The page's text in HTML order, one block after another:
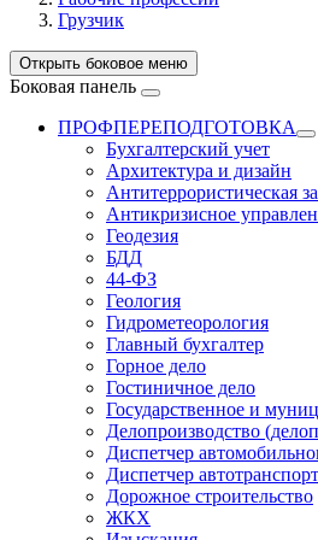
Грузчик
Открыть боковое меню
Боковая панель
ПРОФПЕРЕПОДГОТОВКА
Бухгалтерский учет
Архитектура и дизайн
Антитеррористическая
Антикризисное
Геодезия
БДД
44-ФЗ
Геология
Гидрометеорология
Главный бухгалтер
Горное дело
Гостиничное дело
Государственное и
Делопроизводство
Диспетчер
Диспетчер
Дорожное строительство
ЖКХ